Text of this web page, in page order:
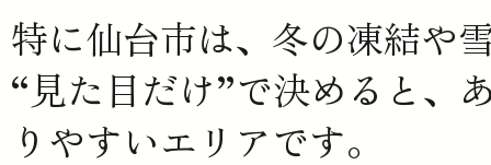
特に仙台市は、冬の凍結や
“見た目だけ”で決めると、
りやすいエリアです。